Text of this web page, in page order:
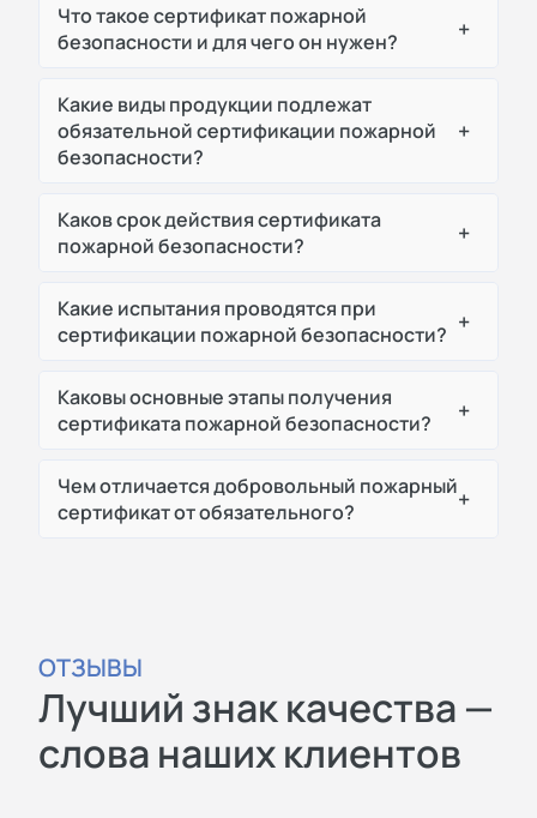
Что такое сертификат пожарной
безопасности и для чего он нужен?
+
Какие виды продукции подлежат
обязательной сертификации пожарной
безопасности?
+
Каков срок действия сертификата
пожарной безопасности?
+
Какие испытания проводятся при
сертификации пожарной безопасности? +
Каковы основные этапы получения
сертификата пожарной безопасности?
+
Чем отличается добровольный пожарный
сертификат от обязательного?
+
ОТЗЫВЫ
Лучший знак качества —
слова наших клиентов